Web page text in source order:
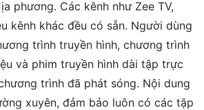
phương. Các kênh như Zee TV,
kênh khác đều có sẵn. Người dùng
trình truyền hình, chương trình
và phim truyền hình dài tập trực
trình đã phát sóng. Nội dung
xuyên, đảm bảo luôn có các tập